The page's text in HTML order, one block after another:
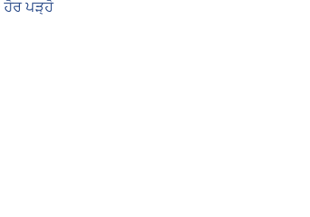
ਹੋਰ ਪੜ੍ਹੋ